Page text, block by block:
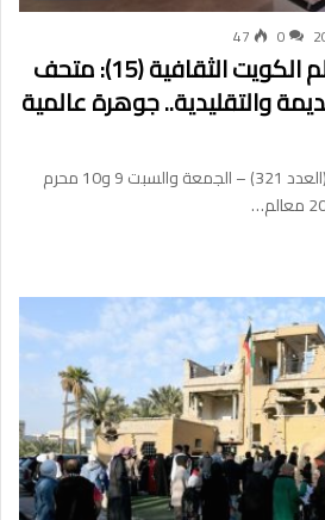
0
47
مبادرة الوفاق| معالم الكويت الثقافية (15): متحف
والتقليدية.. جوهرة عالمية
جريدة الوفاق – السنة الثانية (العدد 321) – الجمعة والسبت 9 و10 محرم